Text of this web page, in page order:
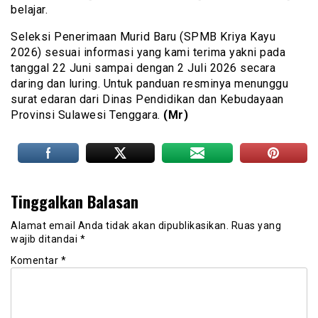
belajar.
Seleksi Penerimaan Murid Baru (SPMB Kriya Kayu
2026) sesuai informasi yang kami terima yakni pada
tanggal 22 Juni sampai dengan 2 Juli 2026 secara
daring dan luring. Untuk panduan resminya menunggu
surat edaran dari Dinas Pendidikan dan Kebudayaan
Provinsi Sulawesi Tenggara. (Mr)
Tinggalkan Balasan
Alamat email Anda tidak akan dipublikasikan. Ruas yang
wajib ditandai *
Komentar *